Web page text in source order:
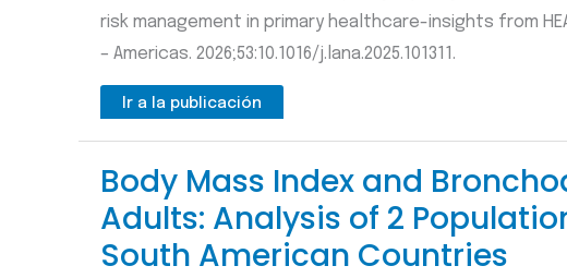
risk management in primary healthcare-insights from
– Americas. 2026;53:10.1016/j.lana.2025.101311.
Ir a la publicación
Body Mass Index and
Adults: Analysis of 2
South American Countries